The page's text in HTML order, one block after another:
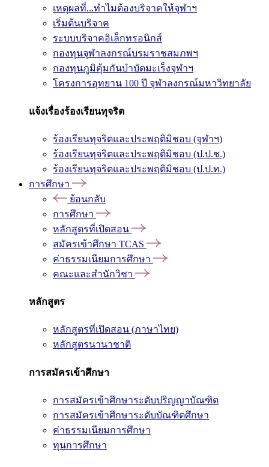
เหตุผลที่...ทำไมต้องบริจาคให้จุฬาฯ
เริ่มต้นบริจาค
ระบบบริจาคอิเล็กทรอนิกส์
กองทุนจุฬาลงกรณ์บรมราชสมภพฯ
กองทุนภูมิคุ้มกันบำบัดมะเร็งจุฬาฯ
โครงการอุทยาน 100 ปี จุฬาลงกรณ์มหาวิทยาลัย
แจ้งเรื่องร้องเรียนทุจริต
ร้องเรียนทุจริตและประพฤติมิชอบ (จุฬาฯ)
ร้องเรียนทุจริตและประพฤติมิชอบ (ป.ป.ช.)
ร้องเรียนทุจริตและประพฤติมิชอบ (ป.ป.ท.)
การศึกษา
ย้อนกลับ
การศึกษา
หลักสูตรที่เปิดสอน
สมัครเข้าศึกษา TCAS
ค่าธรรมเนียมการศึกษา
คณะและสำนักวิชา
หลักสูตร
หลักสูตรที่เปิดสอน (ภาษาไทย)
หลักสูตรนานาชาติ
การสมัครเข้าศึกษา
การสมัครเข้าศึกษาระดับปริญญาบัณฑิต
การสมัครเข้าศึกษาระดับบัณฑิตศึกษา
ค่าธรรมเนียมการศึกษา
ทุนการศึกษา